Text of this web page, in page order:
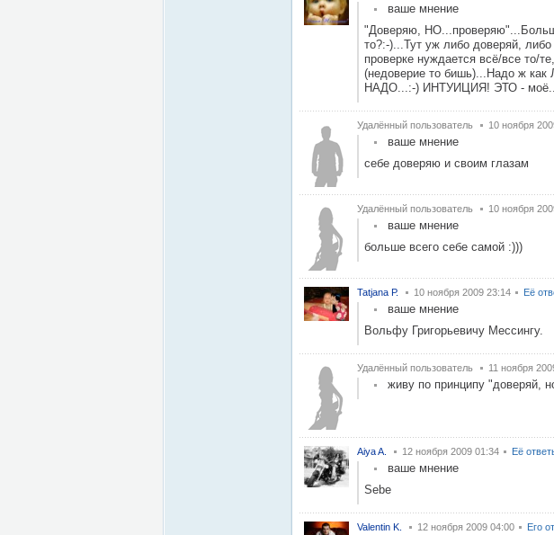
ваше мнение
"Доверяю,
то?:-)...Тут уж либо доверяй,
проверке нуждается всё/все то/
(недоверие то бишь)...Надо ж
НАДО...:-) ИНТУИЦИЯ! ЭТО -
Удалённый пользователь 10 ноября
ваше мнение
себе доверяю и своим глазам
Удалённый пользователь 10 ноября
ваше мнение
больше всего себе самой :)))
Tatjana Р. 10 ноября 2009 23:14 Её
ваше мнение
Вольфу Григорьевичу Мессингу.
Удалённый пользователь 11 ноября
живу по принципу "доверяй,
Aiya A. 12 ноября 2009 01:34 Её
ваше мнение
Sebe
Valentin K. 12 ноября 2009 04:00 Его